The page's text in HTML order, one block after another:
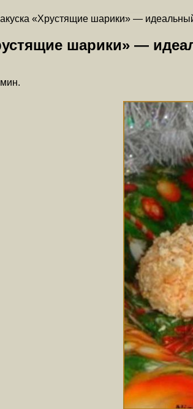
«Хрустящие шарики» —
шарики» —